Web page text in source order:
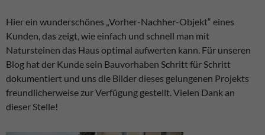
Hier ein wunderschönes „Vorher-Nachher-Objekt“ eines
Kunden, das zeigt, wie einfach und schnell man mit
Natursteinen das Haus optimal aufwerten kann. Für unseren
Blog hat der Kunde sein Bauvorhaben Schritt für Schritt
dokumentiert und uns die Bilder dieses gelungenen Projekts
freundlicherweise zur Verfügung gestellt. Vielen Dank an
dieser Stelle!